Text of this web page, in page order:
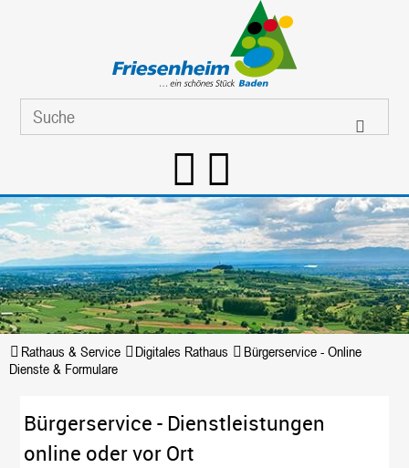
Rathaus & Service Digitales Rathaus
Bürgerservice - Online
Dienste & Formulare
Bürgerservice - Dienstleistungen
online oder vor Ort